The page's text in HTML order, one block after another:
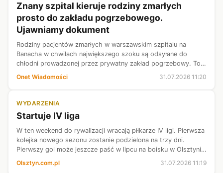
Znany szpital kieruje rodziny zmarłych
prosto do zakładu pogrzebowego.
Ujawniamy dokument
Rodziny pacjentów zmarłych w warszawskim szpitalu na
Banacha w chwilach największego szoku są odsyłane do
chłodni prowadzonej przez prywatny zakład pogrzebowy. To
nie tylko praktyka pracowników szpitala, ale postępowanie
Onet Wiadomości 31.07.2026 11:20
WYDARZENIA
Startuje IV liga
W ten weekend do rywalizacji wracają piłkarze IV ligi. Pierwsza
kolejka nowego sezonu zostanie podzielona na trzy dni.
Pierwszy gol może jeszcze paść w lipcu na boisku w Olsztynie,
gdzie Naki zagra u siebie z Pisą Barczewo.
Olsztyn.com.pl 31.07.2026 11:19